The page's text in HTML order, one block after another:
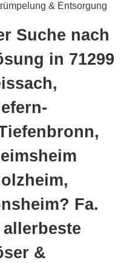
& Entsorgung
Suche nach
in 71299
Fa.
&